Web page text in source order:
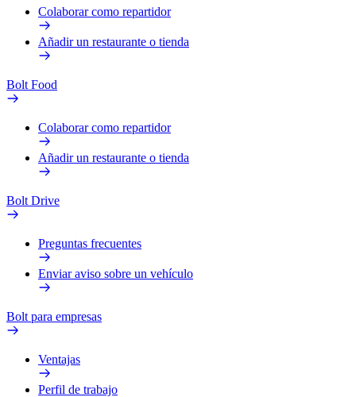
Colaborar como repartidor
Añadir un restaurante o tienda
Bolt Food
Colaborar como repartidor
Añadir un restaurante o tienda
Bolt Drive
Preguntas frecuentes
Enviar aviso sobre un vehículo
Bolt para empresas
Ventajas
Perfil de trabajo